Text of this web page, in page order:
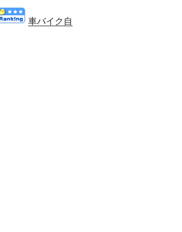
車バイク自